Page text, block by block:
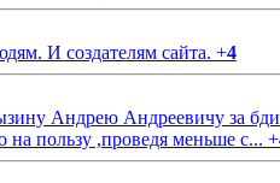
И создателям сайта. +4
Андрею Андреевичу за
пользу ,проведя меньше с... +